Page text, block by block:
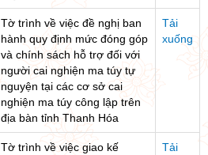
Tờ trình về việc đề nghị ban
hành quy định mức đóng góp
và chính sách hỗ trợ đối với
người cai nghiện ma túy tự
nguyện tại các cơ sở cai
nghiện ma túy công lập trên
địa bàn tỉnh Thanh Hóa
Tải
xuống
Tờ trình về việc giao kế
Tải